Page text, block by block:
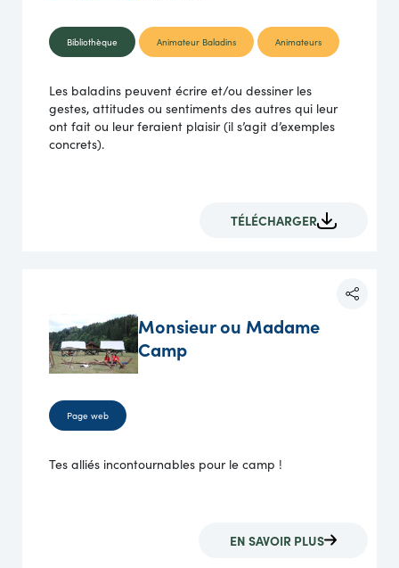
Bibliothèque Animateur Baladins Animateurs
Les baladins peuvent écrire et/ou dessiner les
gestes, attitudes ou sentiments des autres qui leur
ont fait ou leur feraient plaisir (il s’agit d’exemples
concrets).
TÉLÉCHARGER
Monsieur ou Madame
Camp
Page web
Tes alliés incontournables pour le camp !
EN SAVOIR PLUS